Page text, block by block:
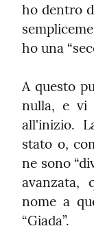
ho dentro
ho una
A questo
nulla, e vi
all'inizio.
stato o,
ne sono
avanzata,
nome a
“Giada”.